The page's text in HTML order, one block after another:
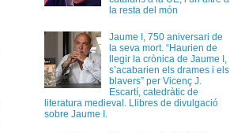
la resta del món
Jaume I, 750 aniversari de
la seva mort. “Haurien de
llegir la crònica de Jaume I,
s’acabarien els drames i els
blavers” per Vicenç J.
Escartí, catedràtic de
literatura medieval. Llibres de divulgació
sobre Jaume I.